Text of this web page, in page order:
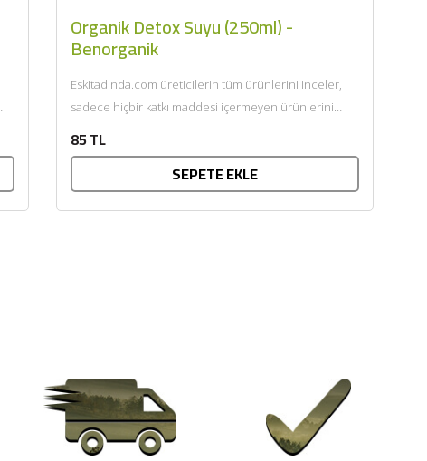
Organik Detox Suyu (250ml) -
Benorganik
Eskitadında.com üreticilerin tüm ürünlerini inceler,
sadece hiçbir katkı maddesi içermeyen ürünlerini
85 TL
SEPETE EKLE
2320,00 TL
2100,00 TL
Sızma Zeytinyağı (2025
Yeni Hasat, Güney Ege, 5
SEPETE EKLE